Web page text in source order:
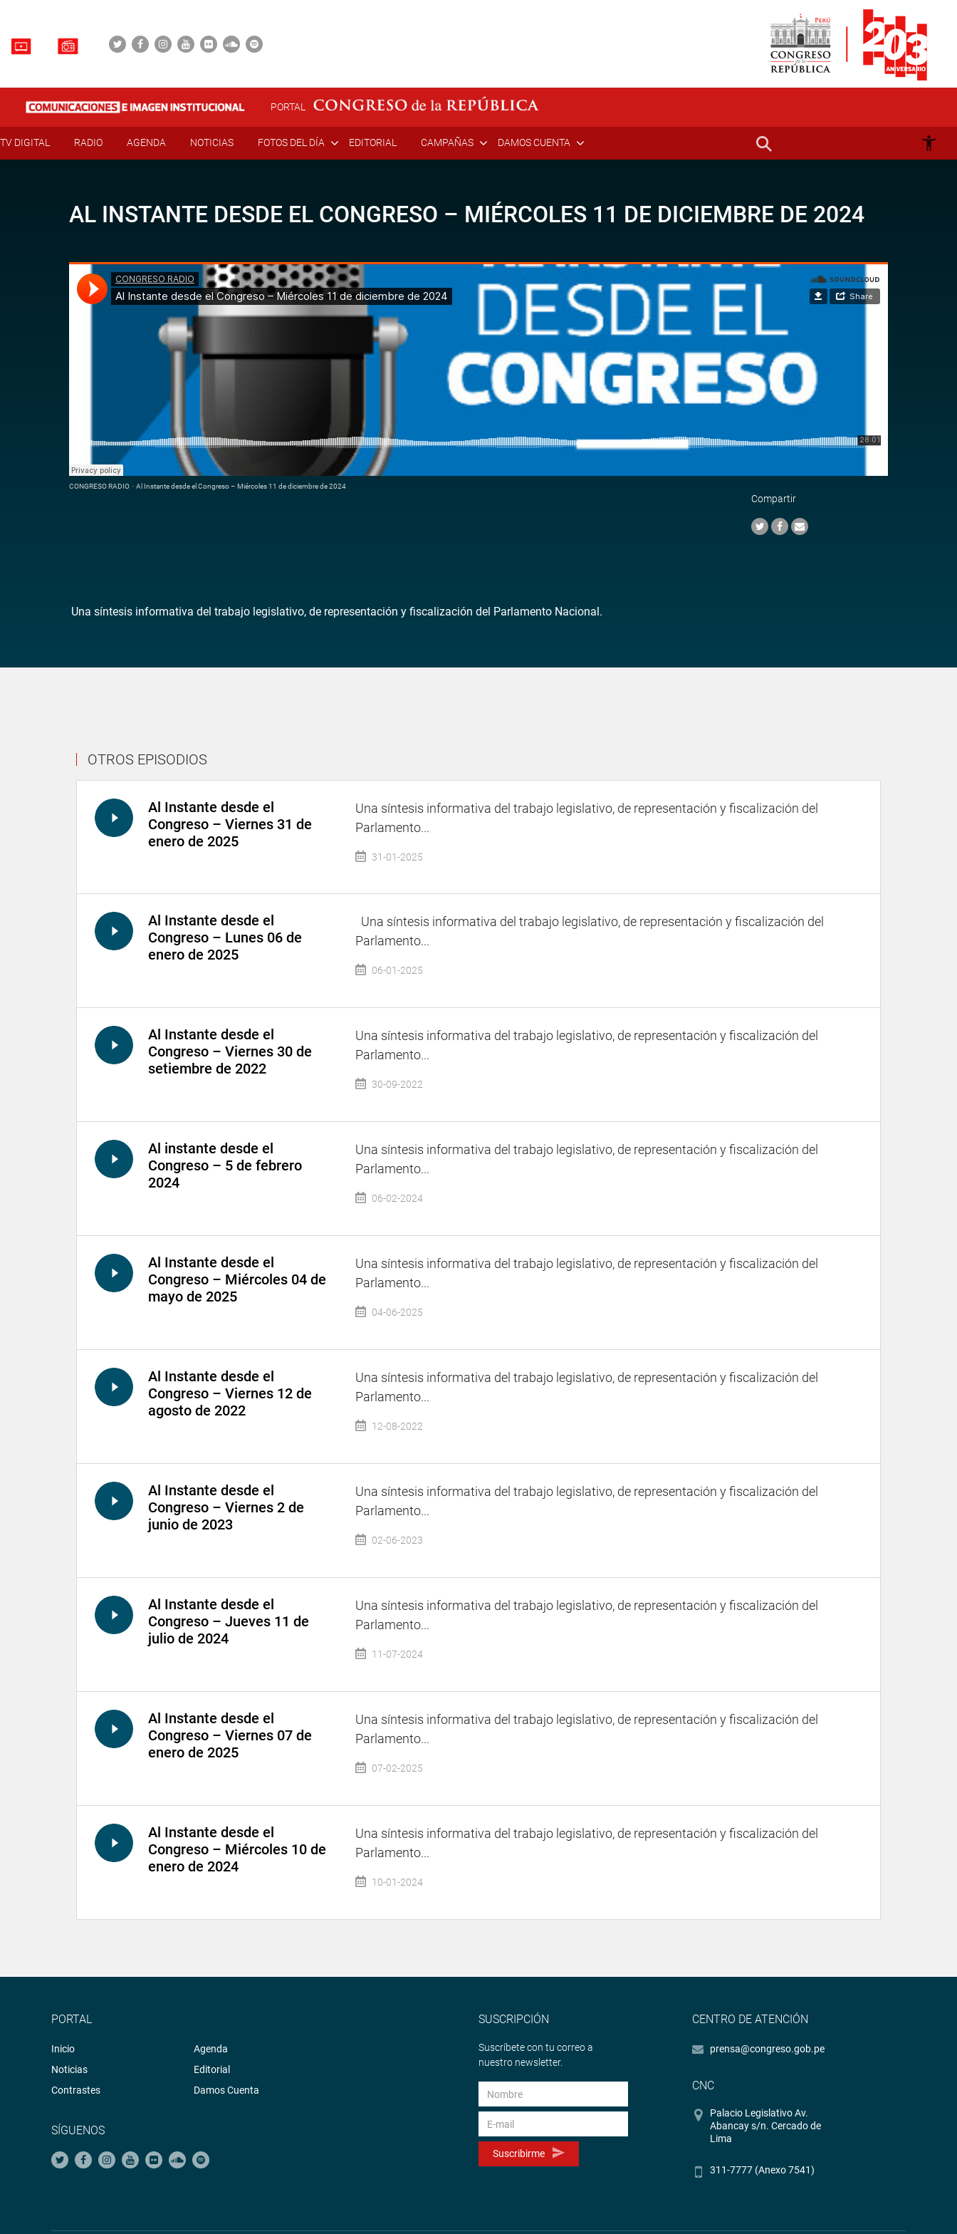
PORTAL
TV DIGITAL RADIO AGENDA NOTICIAS FOTOS DEL DÍA EDITORIAL CAMPAÑAS DAMOS CUENTA
AL INSTANTE DESDE EL CONGRESO – MIÉRCOLES 11 DE DICIEMBRE DE 2024
CONGRESO RADIO · Al Instante desde el Congreso – Miércoles 11 de diciembre de 2024
Compartir
Una síntesis informativa del trabajo legislativo, de representación y fiscalización del Parlamento Nacional.
OTROS EPISODIOS
Al Instante desde el
Congreso – Viernes 31 de
enero de 2025
Una síntesis informativa del trabajo legislativo, de representación y fiscalización del
Parlamento...
31-01-2025
Al Instante desde el
Congreso – Lunes 06 de
enero de 2025
Una síntesis informativa del trabajo legislativo, de representación y fiscalización del
Parlamento...
06-01-2025
Al Instante desde el
Congreso – Viernes 30 de
setiembre de 2022
Una síntesis informativa del trabajo legislativo, de representación y fiscalización del
Parlamento...
30-09-2022
Al instante desde el
Congreso – 5 de febrero
2024
Una síntesis informativa del trabajo legislativo, de representación y fiscalización del
Parlamento...
06-02-2024
Al Instante desde el
Congreso – Miércoles 04 de
mayo de 2025
Una síntesis informativa del trabajo legislativo, de representación y fiscalización del
Parlamento...
04-06-2025
Al Instante desde el
Congreso – Viernes 12 de
agosto de 2022
Una síntesis informativa del trabajo legislativo, de representación y fiscalización del
Parlamento...
12-08-2022
Al Instante desde el
Congreso – Viernes 2 de
junio de 2023
Una síntesis informativa del trabajo legislativo, de representación y fiscalización del
Parlamento...
02-06-2023
Al Instante desde el
Congreso – Jueves 11 de
julio de 2024
Una síntesis informativa del trabajo legislativo, de representación y fiscalización del
Parlamento...
11-07-2024
Al Instante desde el
Congreso – Viernes 07 de
enero de 2025
Una síntesis informativa del trabajo legislativo, de representación y fiscalización del
Parlamento...
07-02-2025
Al Instante desde el
Congreso – Miércoles 10 de
enero de 2024
Una síntesis informativa del trabajo legislativo, de representación y fiscalización del
Parlamento...
10-01-2024
PORTAL
Inicio
Noticias
Contrastes
Agenda
Editorial
Damos Cuenta
SÍGUENOS
SUSCRIPCIÓN
Suscríbete con tu correo a
nuestro newsletter.
Suscribirme
CENTRO DE ATENCIÓN
prensa@congreso.gob.pe
CNC
Palacio Legislativo Av.
Abancay s/n. Cercado de
Lima
311-7777 (Anexo 7541)